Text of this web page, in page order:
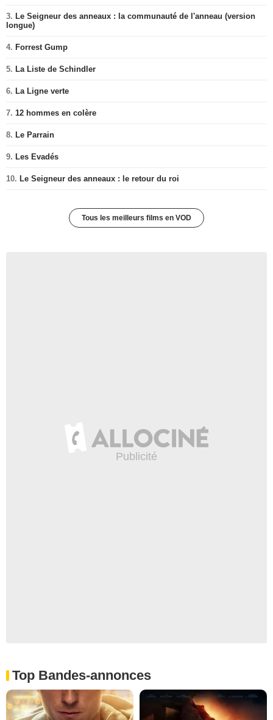
3. Le Seigneur des anneaux : la communauté de l'anneau (version
longue)
4. Forrest Gump
5. La Liste de Schindler
6. La Ligne verte
7. 12 hommes en colère
8. Le Parrain
9. Les Evadés
10. Le Seigneur des anneaux : le retour du roi
Tous les meilleurs films en VOD
Top Bandes-annonces